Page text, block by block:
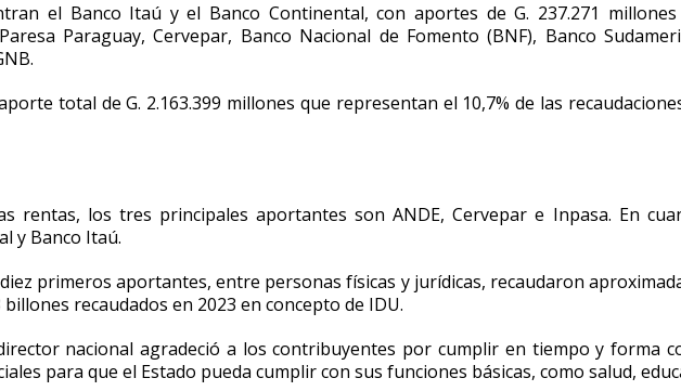
el Banco Itaú y el Banco Continental, con aportes de G. 237.271 millones
Paraguay, Cervepar, Banco Nacional de Fomento (BNF), Banco
total de G. 2.163.399 millones que representan el 10,7% de las
rentas, los tres principales aportantes son ANDE, Cervepar e Inpasa. En
y Banco Itaú.
primeros aportantes, entre personas físicas y jurídicas, recaudaron
recaudados en 2023 en concepto de IDU.
nacional agradeció a los contribuyentes por cumplir en tiempo y forma
para que el Estado pueda cumplir con sus funciones básicas, como salud,